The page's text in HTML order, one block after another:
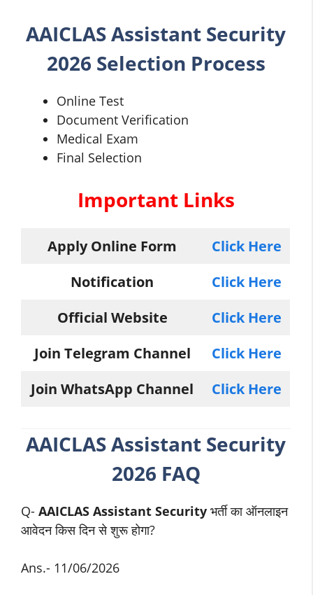
AAICLASAssistant Security
2026 Selection Process
Online Test
Document Verification
Medical Exam
Final Selection
Important Links
Apply Online Form
Click Here
Notification
Click Here
Official Website
Click Here
Join Telegram Channel
Click Here
Join WhatsApp Channel
Click Here
AAICLASAssistant Security
2026 FAQ
Q- AAICLAS Assistant Security भर्ती का ऑनलाइन
आवेदन किस दिन से शुरू होगा?
Ans.- 11/06/2026